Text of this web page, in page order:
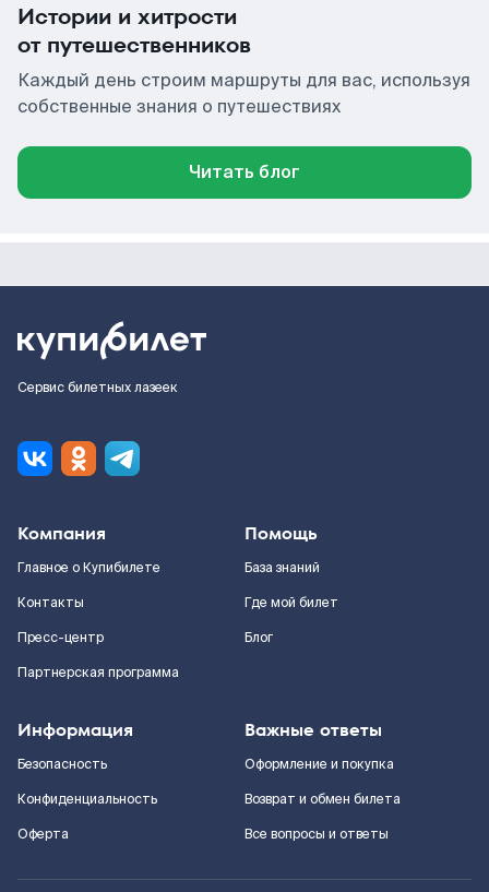
Истории и хитрости
от путешественников
Каждый день строим маршруты для вас, используя
собственные знания о путешествиях
Читать блог
Сервис билетных лазеек
Компания
Главное о Купибилете
Контакты
Пресс-центр
Партнерская программа
Помощь
База знаний
Где мой билет
Блог
Информация
Безопасность
Конфиденциальность
Оферта
Важные ответы
Оформление и покупка
Возврат и обмен билета
Все вопросы и ответы